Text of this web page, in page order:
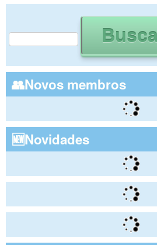
Formulário de busca
👥Novos membros
🆕Novidades